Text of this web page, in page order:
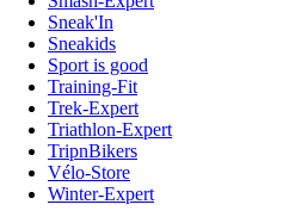
Sneak'In
Sneakids
Sport is good
Training-Fit
Trek-Expert
Triathlon-Expert
TripnBikers
Vélo-Store
Winter-Expert